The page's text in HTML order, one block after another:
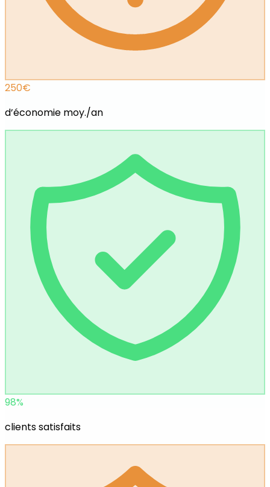
250€
d’économie moy./an
98%
clients satisfaits